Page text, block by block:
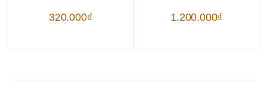
320.000₫ 1.200.000₫